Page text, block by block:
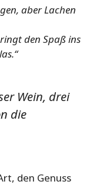
aber Lachen
den Spaß ins
Wein, drei
die
den Genuss